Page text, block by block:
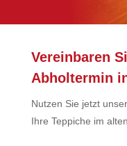
Vereinbaren
Abholtermin
Nutzen Sie jetzt
Ihre Teppiche im